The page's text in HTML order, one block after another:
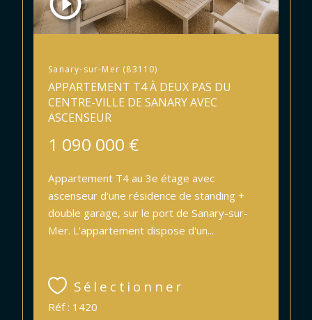
Sanary-sur-Mer (83110)
APPARTEMENT T4 À DEUX PAS DU
CENTRE-VILLE DE SANARY AVEC
ASCENSEUR
1 090 000 €
Appartement T4 au 3e étage avec
ascenseur d’une résidence de standing +
double garage, sur le port de Sanary-sur-
Mer. L'appartement dispose d'un...
Sélectionner
Réf : 1420